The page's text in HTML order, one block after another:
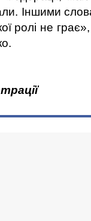
Іншими
ролі не